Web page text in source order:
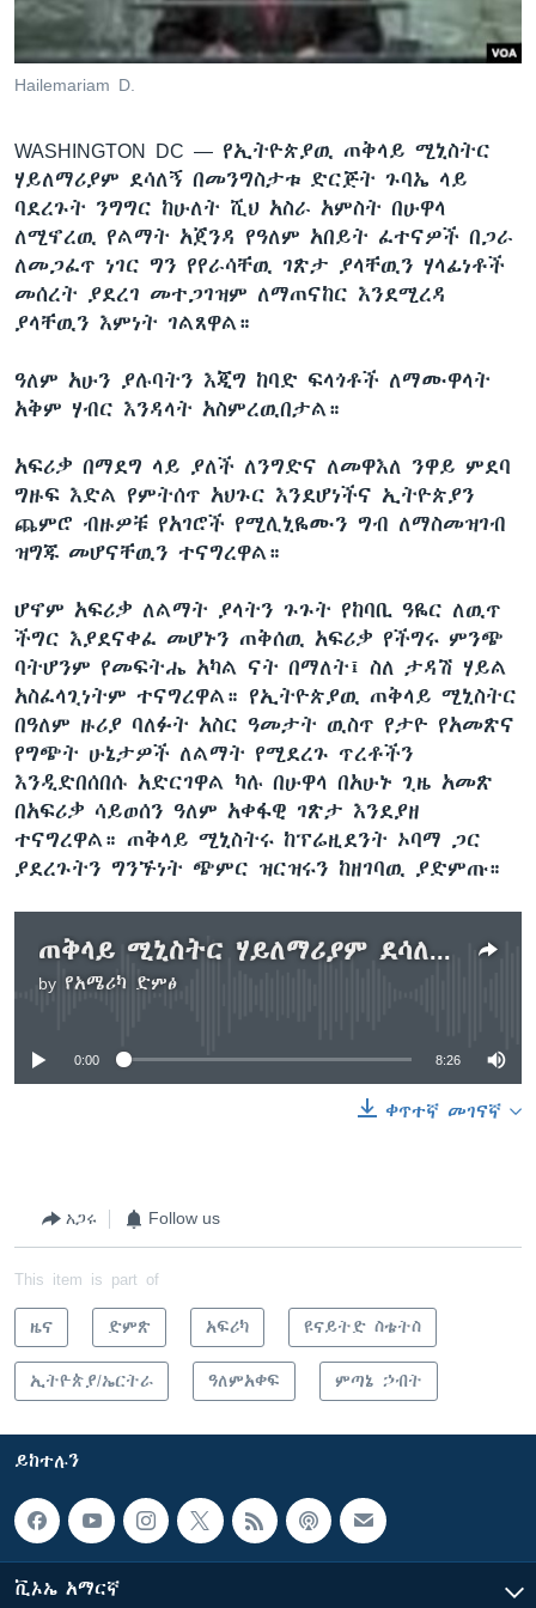
ቋንቋዎች
Hailemariam D.
WASHINGTON DC — የኢትዮጵያዉ ጠቅላይ ሚኒስትር
ሃይለማሪያም ደሳለኝ በመንግስታቱ ድርጅት ጉባኤ ላይ
ባደረጉት ንግግር ከሁለት ሺህ አስራ አምስት በሁዋላ
ለሚኖረዉ የልማት አጀንዳ የዓለም አበይት ፈተናዎች በጋራ
ለመጋፈጥ ነገር ግን የየራሳቸዉ ገጽታ ያላቸዉን ሃላፊነቶች
መሰረት ያደረገ መተጋገዝም ለማጠናከር እንደሚረዳ
ያላቸዉን እምነት ገልጸዋል።
ዓለም አሁን ያሉባትን እጂግ ከባድ ፍላጎቶች ለማሙዋላት
አቅም ሃብር እንዳላት አስምረዉበታል።
አፍሪቃ በማደግ ላይ ያለች ለንግድና ለመዋእለ ንዋይ ምደባ
ግዙፍ እድል የምትሰጥ አህጉር እንደሆነችና ኢትዮጵያን
ጨምሮ ብዙዎቹ የአገሮች የሚሊኒዬሙን ግብ ለማስመዝገብ
ዝግጁ መሆናቸዉን ተናግረዋል።
ሆኖም አፍሪቃ ለልማት ያላትን ጉጉት የከባቢ ዓዬር ለዉጥ
ችግር እያደናቀፈ መሆኑን ጠቅሰዉ አፍሪቃ የችግሩ ምንጭ
ባትሆንም የመፍትሔ አካል ናት በማለት፤ ስለ ታዳሽ ሃይል
አስፈላጊነትም ተናግረዋል። የኢትዮጵያዉ ጠቅላይ ሚኒስትር
በዓለም ዙሪያ ባለፉት አስር ዓመታት ዉስጥ የታዮ የአመጽና
የግጭት ሁኔታዎች ለልማት የሚደረጉ ጥረቶችን
እንዲድበሰበሱ አድርገዋል ካሉ በሁዋላ በአሁኑ ጊዜ አመጽ
በአፍሪቃ ሳይወሰን ዓለም አቀፋዊ ገጽታ እንደያዘ
ተናግረዋል። ጠቅላይ ሚኒስትሩ ከፕሬዚደንት ኦባማ ጋር
ያደረጉትን ግንኙነት ጭምር ዝርዝሩን ከዘገባዉ ያድምጡ።
ጠቅላይ ሚኒስትር ሃይለማሪያም ደሳለኝ በተባበሩት መንግስታት ድርጅት ጉባኤ ያደረጉት ንግግር፤
by የአሜሪካ ድምፅ
No media source currently available
0:00 8:26
ቀጥተኛ መገናኛ
አጋሩ Follow us
This item is part of
ዜና ድምጽ አፍሪካ ዩናይትድ ስቴትስ
ኢትዮጵያ/ኤርትራ ዓለምአቀፍ ምጣኔ ኃብት
ይከተሉን
ቪኦኤ አማርኛ